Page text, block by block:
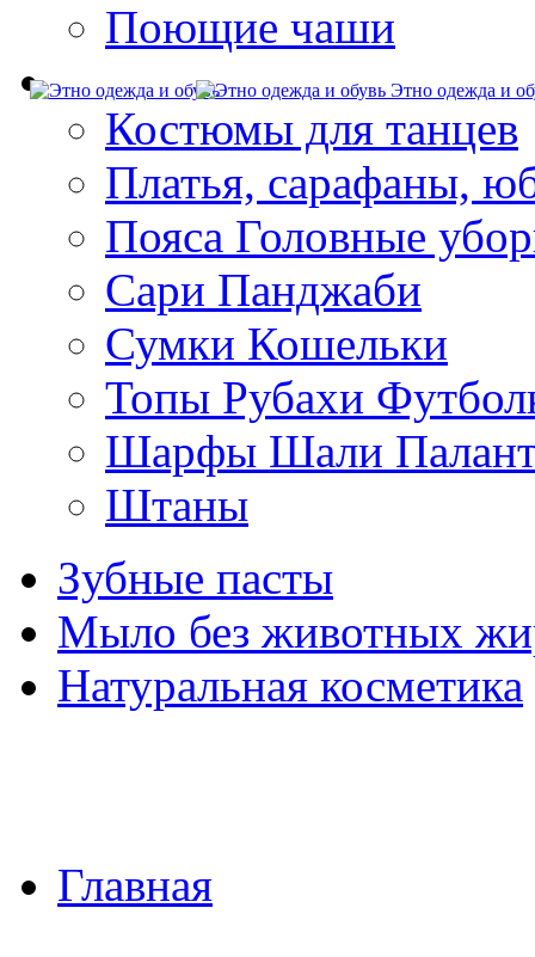
Поющие чаши
Этно одежда и
Костюмы для танцев
Платья, сарафаны,
Пояса Головные
Сари Панджаби
Сумки Кошельки
Топы Рубахи
Шарфы Шали
Штаны
Зубные пасты
Мыло без животных
Натуральная косметика
Главная